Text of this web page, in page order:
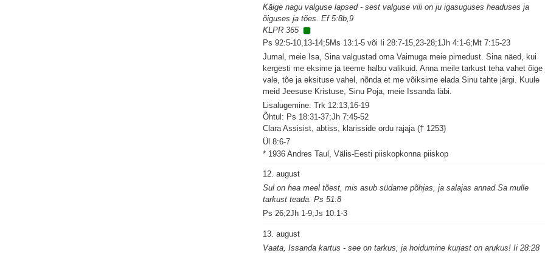
Käige nagu valguse lapsed - sest valguse vili on ju igasuguses headuses ja
õiguses ja tões. Ef 5:8b,9
KLPR 365
Ps 92:5-10,13-14;5Ms 13:1-5 või Ii 28:7-15,23-28;1Jh 4:1-6;Mt 7:15-23
Jumal, meie Isa, Sina valgustad oma Vaimuga meie pimedust. Sina näed, kui
kergesti me eksime ja teeme halbu valikuid. Anna meile tarkust teha vahet õige
vale, tõe ja eksituse vahel, nõnda et me võiksime elada Sinu tahte järgi. Kuule
meid Jeesuse Kristuse, Sinu Poja, meie Issanda läbi.
Lisalugemine: Trk 12:13,16-19
Õhtul: Ps 18:31-37;Jh 7:45-52
Clara Assisist, abtiss, klarisside ordu rajaja († 1253)
Ül 8:6-7
* 1936 Andres Taul, Välis-Eesti piiskopkonna piiskop
12. august
Sul on hea meel tõest, mis asub südame põhjas, ja salajas annad Sa mulle
tarkust teada. Ps 51:8
Ps 26;2Jh 1-9;Js 10:1-3
13. august
Vaata, Issanda kartus - see on tarkus, ja hoidumine kurjast on arukus! Ii 28:28